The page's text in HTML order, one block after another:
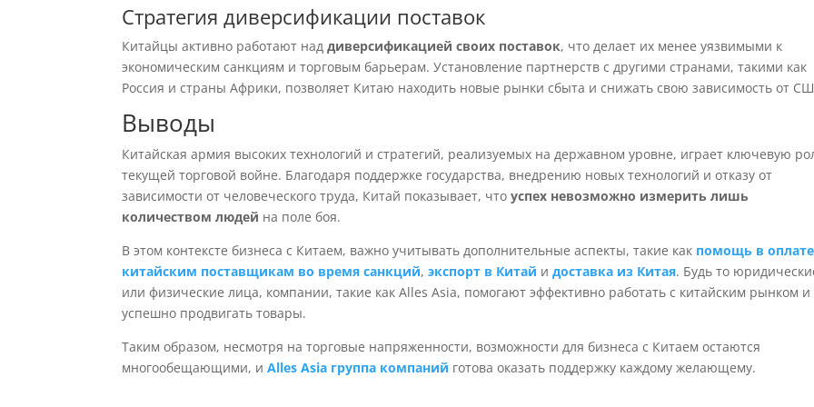
Стратегия диверсификации поставок
Китайцы активно работают наддиверсификацией своих поставок, что делает их менее уязвимыми к
экономическим санкциям и торговым барьерам. Установление партнерств с другими странами, такими как
Россия и страны Африки, позволяет Китаю находить новые рынки сбыта и снижать свою зависимость от
Выводы
Китайская армия высоких технологий и стратегий, реализуемых на державном уровне, играет ключевую
текущей торговой войне. Благодаря поддержке государства, внедрению новых технологий и отказу от
зависимости от человеческого труда, Китай показывает, чтоуспех невозможно измерить лишь
количеством людей на поле боя.
В этом контексте бизнеса с Китаем, важно учитывать дополнительные аспекты, такие как помощь в оплате
китайским поставщикам во время санкций,экспорт в Китай идоставка из Китая. Будь то
или физические лица, компании, такие как Alles Asia, помогают эффективно работать с китайским рынком и
успешно продвигать товары.
Таким образом, несмотря на торговые напряженности, возможности для бизнеса с Китаем остаются
многообещающими, иAlles Asia группа компаний готова оказать поддержку каждому желающему.